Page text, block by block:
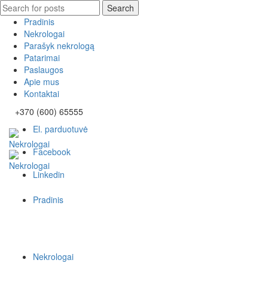
Search
for:
Search
Pradinis
Nekrologai
Parašyk nekrologą
Patarimai
Paslaugos
Apie mus
Kontaktai
+370 (600) 65555
El. parduotuvė
Facebook
Linkedin
Pradinis
Nekrologai